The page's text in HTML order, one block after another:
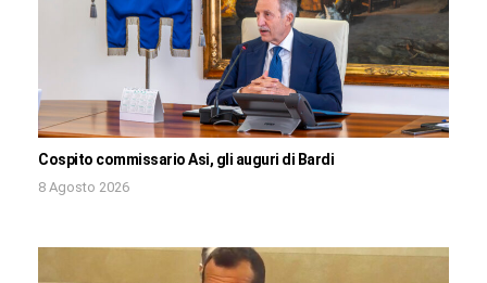
Cospito commissario Asi, gli auguri di Bardi
8 Agosto 2026